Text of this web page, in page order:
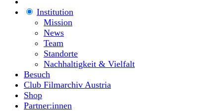
Institution
Mission
News
Team
Standorte
Nachhaltigkeit & Vielfalt
Besuch
Club Filmarchiv Austria
Shop
Partner:innen